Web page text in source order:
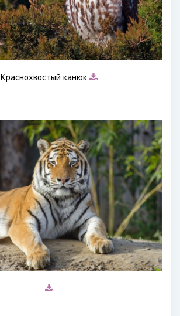
Краснохвостый канюк